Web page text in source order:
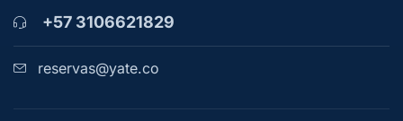
+57 3106621829
reservas@yate.co